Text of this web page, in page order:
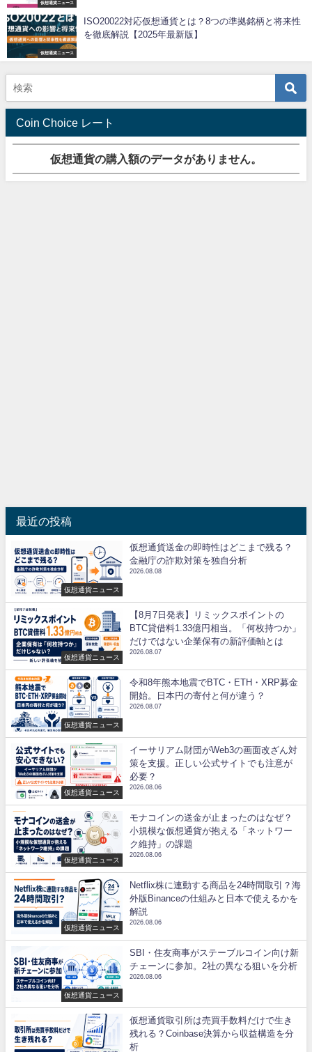
仮想通貨ニュース
仮想通貨ニュース
ISO20022対応仮想通貨とは？8つの準拠銘柄と将来性
を徹底解説【2025年最新版】
Coin Choice レート
仮想通貨の購入額のデータがありません。
最近の投稿
仮想通貨ニュース
仮想通貨送金の即時性はどこまで残る？
金融庁の詐欺対策を独自分析
2026.08.08
仮想通貨ニュース
【8月7日発表】リミックスポイントの
BTC貸借料1.33億円相当。「何枚持つか」
だけではない企業保有の新評価軸とは
2026.08.07
仮想通貨ニュース
令和8年熊本地震でBTC・ETH・XRP募金
開始。日本円の寄付と何が違う？
2026.08.07
仮想通貨ニュース
イーサリアム財団がWeb3の画面改ざん対
策を支援。正しい公式サイトでも注意が
必要？
2026.08.06
仮想通貨ニュース
モナコインの送金が止まったのはなぜ？
小規模な仮想通貨が抱える「ネットワー
ク維持」の課題
2026.08.06
仮想通貨ニュース
Netflix株に連動する商品を24時間取引？海
外版Binanceの仕組みと日本で使えるかを
解説
2026.08.06
仮想通貨ニュース
SBI・住友商事がステーブルコイン向け新
チェーンに参加。2社の異なる狙いを分析
2026.08.06
仮想通貨取引所は売買手数料だけで生き
残れる？Coinbase決算から収益構造を分
析